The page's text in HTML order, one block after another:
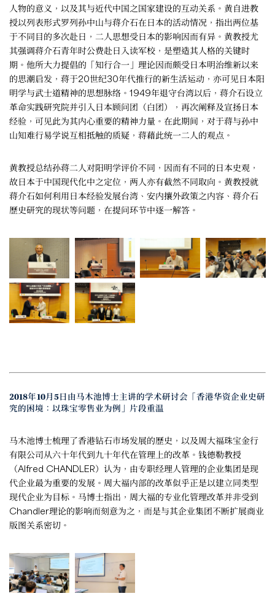
人物的意义，以及其与近代中国之国家建设的互动关系。黄自进教
授以列表形式罗列孙中山与蒋介石在日本的活动情况，指出两位基
于不同目的多次赴日，二人思想受日本的影响因而有异。黄教授尤
其强调蒋介石青年时公费赴日入读军校，是塑造其人格的关键时
期。他所大力提倡的「知行合一」理论因而颇受日本明治维新以来
的思潮启发，蒋于20世纪30年代推行的新生活运动，亦可见日本阳
明学与武士道精神的思想脉络。1949年退守台湾以后，蒋介石设立
革命实践研究院并引入日本顾问团（白团），再次阐释及宣扬日本
经验，可见此为其内心重要的精神力量。在此期间，对于蒋与孙中
山知难行易学说互相抵触的质疑，蒋藉此统一二人的观点。
黄教授总结孙蒋二人对阳明学评价不同，因而有不同的日本史观，
故日本于中国现代化中之定位，两人亦有截然不同取向。黄教授就
蒋介石如何利用日本经验发展台湾、安内攘外政策之内容、蒋介石
歷史研究的现状等问题，在提问环节中逐一解答。
2018年10月5日由马木池博士主讲的学术研讨会「香港华资企业史研
究的困境：以珠宝零售业为例」片段重温
马木池博士梳理了香港钻石市场发展的歷史，以及周大福珠宝金行
有限公司从六十年代到九十年代在管理上的改革。钱德勒教授
（Alfred CHANDLER）认为，由专职经理人管理的企业集团是现
代企业最为重要的发展。周大福内部的改革似乎正是以建立同类型
现代企业为目标。马博士指出，周大福的专业化管理改革并非受到
Chandler理论的影响而刻意为之，而是与其企业集团不断扩展商业
版图关系密切。